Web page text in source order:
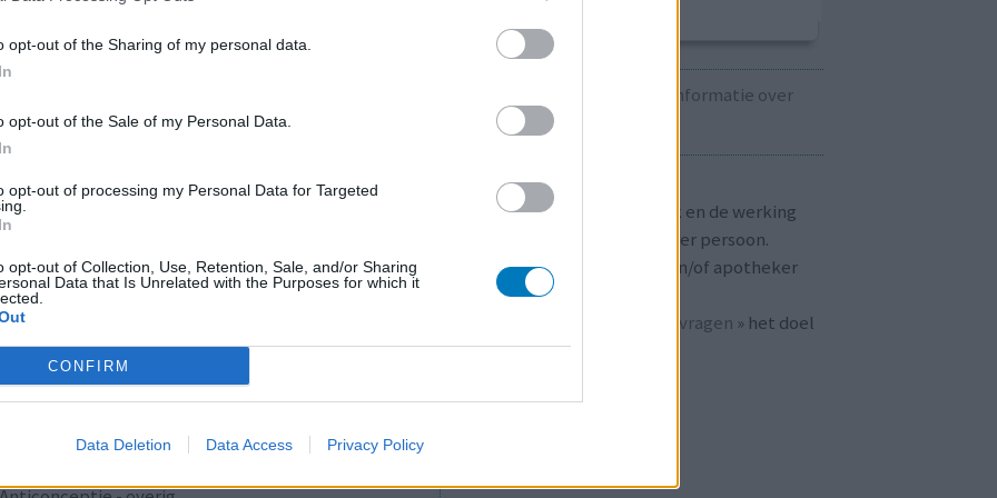
opt-out of the Sharing of my personal data.
opt-out of the Sale of my Personal Data.
opt-out of processing my Personal Data for Targeted
opt-out of Collection, Use, Retention, Sale, and/or Sharing
Data that Is Unrelated with the Purposes for which it
CONFIRM
Data Deletion Data Access Privacy Policy
Bloeddruk - betablokkers
Antibiotica - urineweginfectie
Depressie - antidepressiva TCA
Anticonceptie - eenfase
Depressie - antidepressiva SSRI
Psychose / schizofrenie - antipsychotica
Antibiotica - penicillines breedspectrum
Diabetes (suikerziekte) - orale middelen
Kijk hier voor informatie over
LET OP!
Ervaringen zijn persoonlijk en de werking
van medicijnen verschilt per persoon.
Raadpleeg altijd uw arts en/of apotheker
voor passend advies.
veelgestelde vragen » het doel
vanmijnmedicijn.nl